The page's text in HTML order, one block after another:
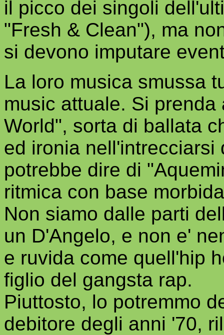
il picco dei singoli
"Fresh & Clean"), ma
si devono imputare
La loro musica smussa
music attuale. Si
World", sorta di ballata
ed ironia nell'intrecciarsi
potrebbe dire di
ritmica con base
Non siamo dalle parti
un D'Angelo, e non e'
e ruvida come quell'hip
figlio del gangsta rap.
Piuttosto, lo potremmo
debitore degli anni '70,